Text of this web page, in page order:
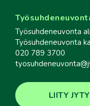
Työsuhdeneuvonta
Työsuhdeneuvonta
020 789 3700
LIITY